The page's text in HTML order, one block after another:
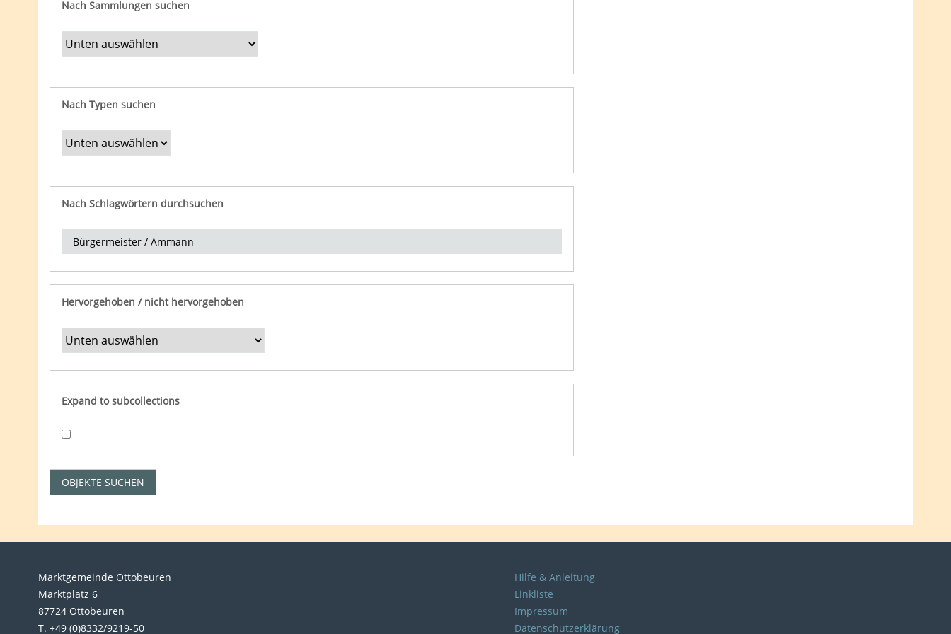
Nach Sammlungen suchen
Nach Typen suchen
Nach Schlagwörtern durchsuchen
Hervorgehoben / nicht hervorgehoben
Expand to subcollections
Marktgemeinde Ottobeuren
Marktplatz 6
87724 Ottobeuren
T. +49 (0)8332/9219-50
Hilfe & Anleitung
Linkliste
Impressum
Datenschutzerklärung